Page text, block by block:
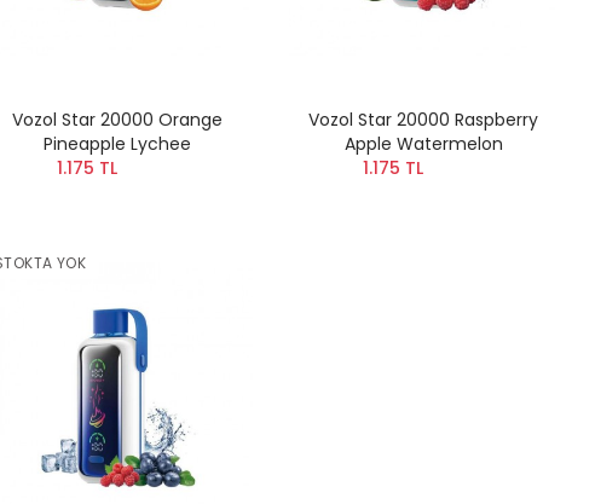
Vozol Star 20000 Orange
Pineapple Lychee
1.175 TL
Vozol Star 20000 Raspberry
Apple Watermelon
1.175 TL
YOK